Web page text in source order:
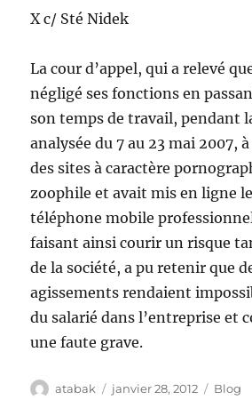
X c/ Sté Nidek
La cour d’appel, qui a relevé
négligé ses fonctions en
son temps de travail, pendant
analysée du 7 au 23 mai 2007,
des sites à caractère
zoophile et avait mis en ligne
téléphone mobile
faisant ainsi courir un risque
de la société, a pu retenir que
agissements rendaient
du salarié dans l’entreprise et
une faute grave.
Auteur
atabak
Publié
janvier 28, 2012 Blog